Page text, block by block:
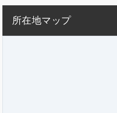
所在地マップ